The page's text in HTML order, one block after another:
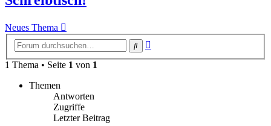
Neues Thema
Suche
1 Thema • Seite 1 von 1
Themen
Antworten
Zugriffe
Letzter Beitrag